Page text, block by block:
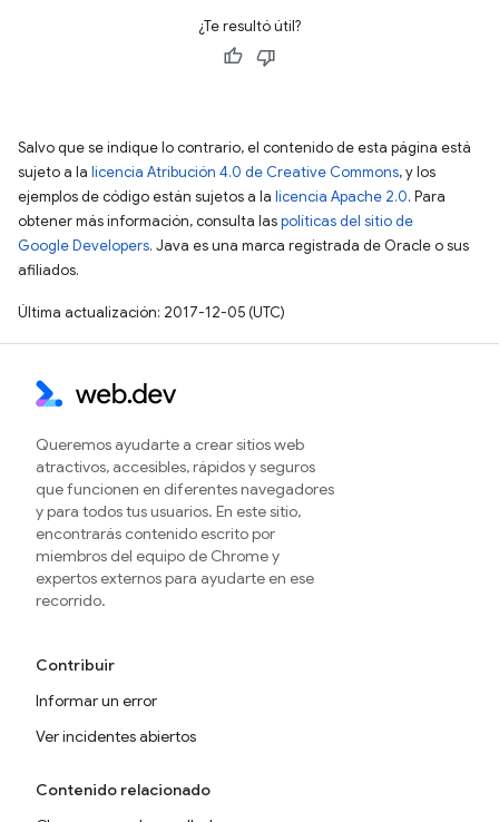
¿Te resultó útil?
Salvo que se indique lo contrario, el contenido de esta página está
sujeto a la licencia Atribución 4.0 de Creative Commons, y los
ejemplos de código están sujetos a la licencia Apache 2.0. Para
obtener más información, consulta laspolíticas del sitio de
Google Developers. Java es una marca registrada de Oracle o sus
afiliados.
Última actualización: 2017-12-05 (UTC)
Queremos ayudarte a crear sitios web
atractivos, accesibles, rápidos y seguros
que funcionen en diferentes navegadores
y para todos tus usuarios. En este sitio,
encontrarás contenido escrito por
miembros del equipo de Chrome y
expertos externos para ayudarte en ese
recorrido.
Contribuir
Informar un error
Ver incidentes abiertos
Contenido relacionado